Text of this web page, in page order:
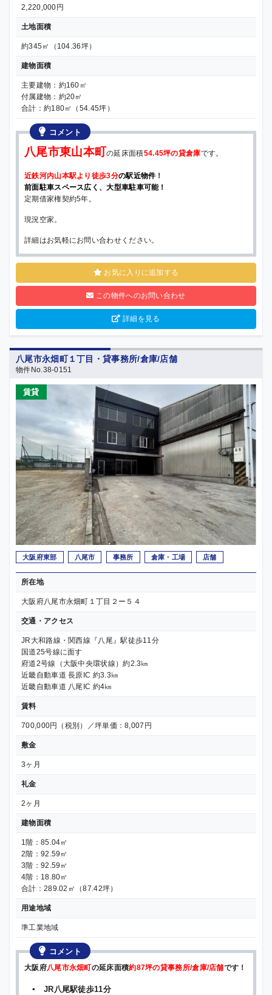
2,220,000円
土地面積
約345㎡（104.36坪）
建物面積
主要建物：約160㎡
付属建物：約20㎡
合計：約180㎡（54.45坪）
コメント
八尾市東山本町の延床面積54.45坪の貸倉庫です。
近鉄河内山本駅より徒歩3分の駅近物件！
前面駐車スペース広く、大型車駐車可能！
定期借家権契約5年。
現況空家。
詳細はお気軽にお問い合わせください。
お気に入りに追加する
この物件へのお問い合わせ
詳細を見る
八尾市永畑町１丁目・貸事務所/倉庫/店舗
物件No.38-0151
賃貸
大阪府東部 八尾市 事務所 倉庫・工場 店舗
所在地
大阪府八尾市永畑町１丁目２ー５４
交通・アクセス
JR大和路線・関西線『八尾』駅徒歩11分
国道25号線に面す
府道2号線（大阪中央環状線）約2.3㎞
近畿自動車道 長原IC 約3.3㎞
近畿自動車道 八尾IC 約4㎞
賃料
700,000円（税別）／坪単価：8,007円
敷金
3ヶ月
礼金
2ヶ月
建物面積
1階：85.04㎡
2階：92.59㎡
3階：92.59㎡
4階：18.80㎡
合計：289.02㎡（87.42坪）
用途地域
準工業地域
コメント
大阪府八尾市永畑町の延床面積約87坪の貸事務所/倉庫/店舗です！
▪ JR八尾駅徒歩11分